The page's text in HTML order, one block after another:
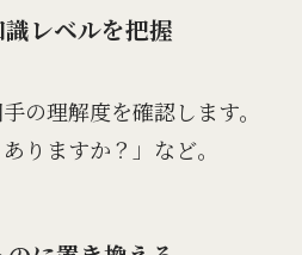
レベルを把握
の理解度を確認します。
りますか？」など。